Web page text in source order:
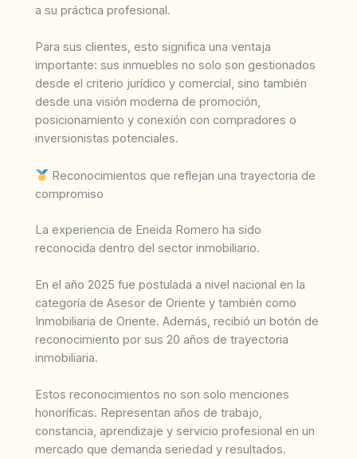
a su práctica profesional.
Para sus clientes, esto significa una ventaja
importante: sus inmuebles no solo son gestionados
desde el criterio jurídico y comercial, sino también
desde una visión moderna de promoción,
posicionamiento y conexión con compradores o
inversionistas potenciales.
Reconocimientos que reflejan una trayectoria de
compromiso
La experiencia de Eneida Romero ha sido
reconocida dentro del sector inmobiliario.
En el año 2025 fue postulada a nivel nacional en la
categoría de Asesor de Oriente y también como
Inmobiliaria de Oriente. Además, recibió un botón de
reconocimiento por sus 20 años de trayectoria
inmobiliaria.
Estos reconocimientos no son solo menciones
honoríficas. Representan años de trabajo,
constancia, aprendizaje y servicio profesional en un
mercado que demanda seriedad y resultados.